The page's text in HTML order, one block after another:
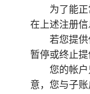
为了能
在上述注册
若您提
暂停或终止
您的帐
意，您与子